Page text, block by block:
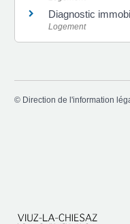
Diagnostic
Logement
© Direction de l'information